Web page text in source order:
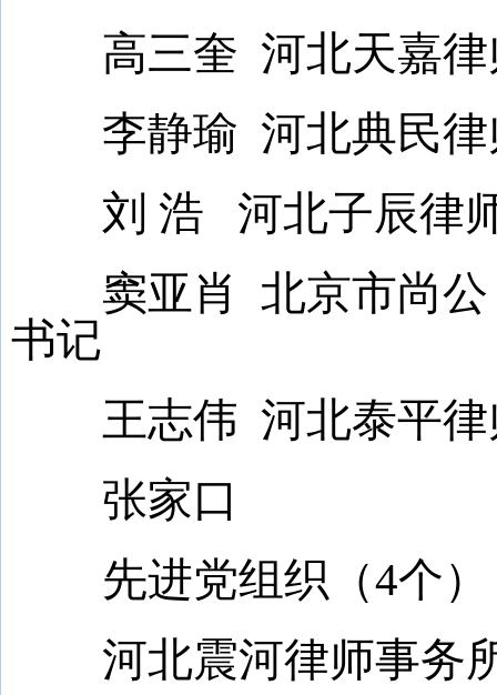
高三奎 河北天嘉律
李静瑜 河北典民律
刘 浩 河北子辰律师
窦亚肖 北京市尚公
书记
王志伟 河北泰平律
张家口
先进党组织（4个）
河北震河律师事务